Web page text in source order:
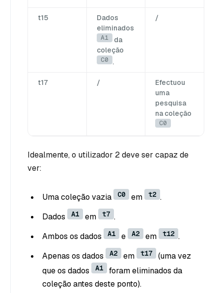
t15
Dados
eliminados
A1
da
coleção
C0 .
/
t17 /
Efectuou
uma
pesquisa
na coleção
C0
Idealmente, o utilizador 2 deve ser capaz de
ver:
Uma coleção vazia C0 em t2 .
Dados
A1 em t7 .
Ambos os dados
A1 e A2 em t12 .
Apenas os dados
A2 em t17
(uma vez
que os dados
A1
foram eliminados da
coleção antes deste ponto).